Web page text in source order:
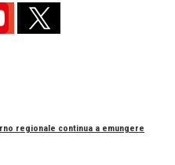
regionale continua a emungere